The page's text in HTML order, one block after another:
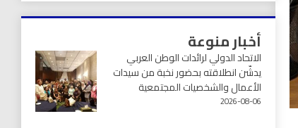
أخبار منوعة
الاتحاد الدولي لرائدات الوطن العربي
يدشّن انطلاقته بحضور نخبة من سيدات
الأعمال والشخصيات المجتمعية
2026-08-06